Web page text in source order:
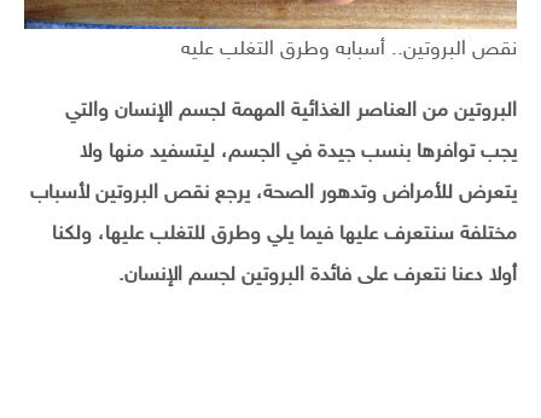
نقص البروتين.. أسبابه وطرق التغلب عليه
البروتين من العناصر الغذائية المهمة لجسم الإنسان والتي
يجب توافرها بنسب جيدة في الجسم، ليتسفيد منها ولا
يتعرض للأمراض وتدهور الصحة، يرجع نقص البروتين لأسباب
مختلفة سنتعرف عليها فيما يلي وطرق للتغلب عليها، ولكنا
أولا دعنا نتعرف على فائدة البروتين لجسم الإنسان.